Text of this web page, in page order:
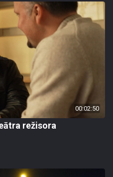
00:02:50
režisora